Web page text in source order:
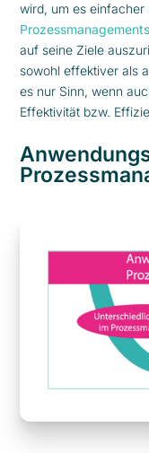
wird, um es
Prozessmanagements
auf seine Ziele
sowohl effektiver als
es nur Sinn, wenn
Effektivität bzw.